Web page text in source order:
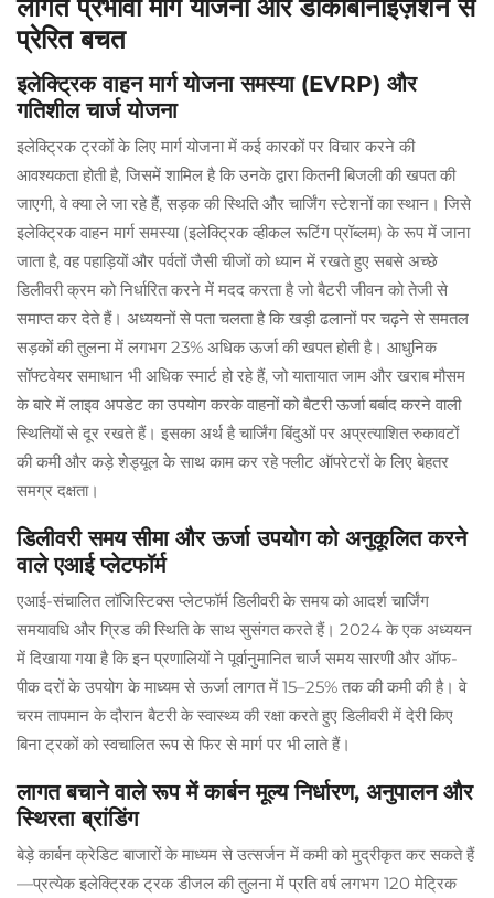
लागत प्रभावी मार्ग योजना और डीकार्बोनाइज़ेशन से
प्रेरित बचत
इलेक्ट्रिक वाहन मार्ग योजना समस्या (EVRP) और
गतिशील चार्ज योजना
इलेक्ट्रिक ट्रकों के लिए मार्ग योजना में कई कारकों पर विचार करने की
आवश्यकता होती है, जिसमें शामिल है कि उनके द्वारा कितनी बिजली की खपत की
जाएगी, वे क्या ले जा रहे हैं, सड़क की स्थिति और चार्जिंग स्टेशनों का स्थान। जिसे
इलेक्ट्रिक वाहन मार्ग समस्या (इलेक्ट्रिक व्हीकल रूटिंग प्रॉब्लम) के रूप में जाना
जाता है, वह पहाड़ियों और पर्वतों जैसी चीजों को ध्यान में रखते हुए सबसे अच्छे
डिलीवरी क्रम को निर्धारित करने में मदद करता है जो बैटरी जीवन को तेजी से
समाप्त कर देते हैं। अध्ययनों से पता चलता है कि खड़ी ढलानों पर चढ़ने से समतल
सड़कों की तुलना में लगभग 23% अधिक ऊर्जा की खपत होती है। आधुनिक
सॉफ्टवेयर समाधान भी अधिक स्मार्ट हो रहे हैं, जो यातायात जाम और खराब मौसम
के बारे में लाइव अपडेट का उपयोग करके वाहनों को बैटरी ऊर्जा बर्बाद करने वाली
स्थितियों से दूर रखते हैं। इसका अर्थ है चार्जिंग बिंदुओं पर अप्रत्याशित रुकावटों
की कमी और कड़े शेड्यूल के साथ काम कर रहे फ्लीट ऑपरेटरों के लिए बेहतर
समग्र दक्षता।
डिलीवरी समय सीमा और ऊर्जा उपयोग को अनुकूलित करने
वाले एआई प्लेटफॉर्म
एआई-संचालित लॉजिस्टिक्स प्लेटफॉर्म डिलीवरी के समय को आदर्श चार्जिंग
समयावधि और ग्रिड की स्थिति के साथ सुसंगत करते हैं। 2024 के एक अध्ययन
में दिखाया गया है कि इन प्रणालियों ने पूर्वानुमानित चार्ज समय सारणी और ऑफ-
पीक दरों के उपयोग के माध्यम से ऊर्जा लागत में 15–25% तक की कमी की है। वे
चरम तापमान के दौरान बैटरी के स्वास्थ्य की रक्षा करते हुए डिलीवरी में देरी किए
बिना ट्रकों को स्वचालित रूप से फिर से मार्ग पर भी लाते हैं।
लागत बचाने वाले रूप में कार्बन मूल्य निर्धारण, अनुपालन और
स्थिरता ब्रांडिंग
बेड़े कार्बन क्रेडिट बाजारों के माध्यम से उत्सर्जन में कमी को मुद्रीकृत कर सकते हैं
—प्रत्येक इलेक्ट्रिक ट्रक डीजल की तुलना में प्रति वर्ष लगभग 120 मेट्रिक